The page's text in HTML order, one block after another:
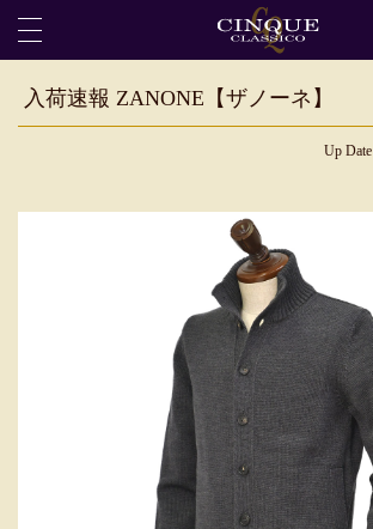
入荷速報 ZANONE【ザノーネ】
Up Date